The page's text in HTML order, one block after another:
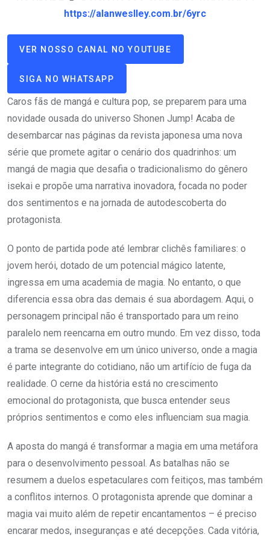
https://alanweslley.com.br/6yrc
VER NOSSO CANAL NO YOUTUBE
SIGA NO WHATSAPP
Caros fãs de mangá e cultura pop, se preparem para uma
novidade ousada do universo Shonen Jump! Acaba de
desembarcar nas páginas da revista japonesa uma nova
série que promete agitar o cenário dos quadrinhos: um
mangá de magia que desafia o tradicionalismo do gênero
isekai e propõe uma narrativa inovadora, focada no poder
dos sentimentos e na jornada de autodescoberta do
protagonista.
O ponto de partida pode até lembrar clichês familiares: o
jovem herói, dotado de um potencial mágico latente,
ingressa em uma academia de magia. No entanto, o que
diferencia essa obra das demais é sua abordagem. Aqui, o
personagem principal não é transportado para um reino
paralelo nem reencarna em outro mundo. Em vez disso, toda
a trama se desenvolve em um único universo, onde a magia
é parte integrante do cotidiano, não um artifício de fuga da
realidade. O cerne da história está no crescimento
emocional do protagonista, que busca entender seus
próprios sentimentos e como eles influenciam sua magia.
A aposta do mangá é transformar a magia em uma metáfora
para o desenvolvimento pessoal. As batalhas não se
resumem a duelos espetaculares com feitiços, mas também
a conflitos internos. O protagonista aprende que dominar a
magia vai muito além de repetir encantamentos – é preciso
encarar medos, inseguranças e até decepções. Cada vitória,